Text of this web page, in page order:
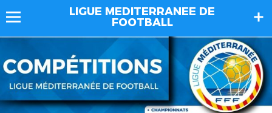
LIGUE MEDITERRANEE DE
FOOTBALL